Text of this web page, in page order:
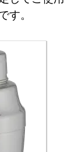
す。